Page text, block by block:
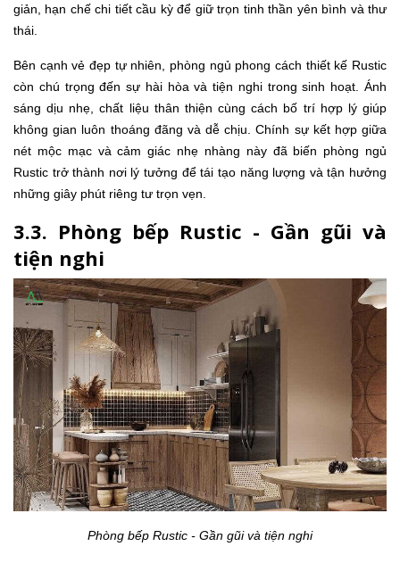
giản, hạn chế chi tiết cầu kỳ để giữ trọn tinh thần yên bình và thư
thái.
Bên cạnh vẻ đẹp tự nhiên, phòng ngủ phong cách thiết kế Rustic
còn chú trọng đến sự hài hòa và tiện nghi trong sinh hoạt. Ánh
sáng dịu nhẹ, chất liệu thân thiện cùng cách bố trí hợp lý giúp
không gian luôn thoáng đãng và dễ chịu. Chính sự kết hợp giữa
nét mộc mạc và cảm giác nhẹ nhàng này đã biến phòng ngủ
Rustic trở thành nơi lý tưởng để tái tạo năng lượng và tận hưởng
những giây phút riêng tư trọn vẹn.
3.3. Phòng bếp Rustic - Gần gũi và
tiện nghi
Phòng bếp Rustic - Gần gũi và tiện nghi